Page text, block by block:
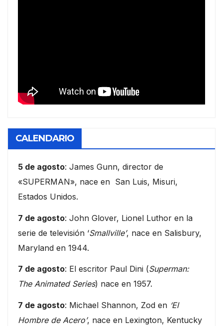
CALENDARIO
5 de agosto: James Gunn, director de
«SUPERMAN», nace en San Luis, Misuri,
Estados Unidos.
7 de agosto: John Glover, Lionel Luthor en la
serie de televisión ‘Smallville’, nace en Salisbury,
Maryland en 1944.
7 de agosto: El escritor Paul Dini (Superman:
The Animated Series) nace en 1957.
7 de agosto: Michael Shannon, Zod en ‘El
Hombre de Acero’, nace en Lexington, Kentucky